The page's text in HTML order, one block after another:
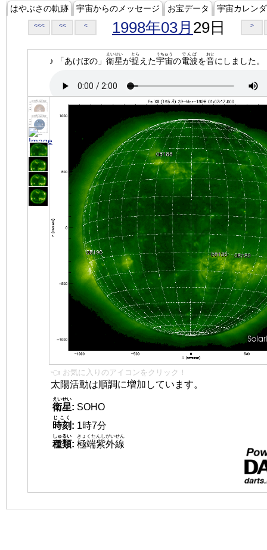
はやぶさの軌跡 宇宙からのメッセージ お宝データ 宇宙カレン
<<< << < 1998年03月 29日 >
♪ 「あけぼの」 衛星
えいせい
が捉
とら
えた宇宙
うちゅう
の電波
でんぱ
を音
おと
にしました。
👈 お気に入りのアイコンをクリック！
太陽活動は順調に増加しています。
衛星
えいせい
: SOHO
時刻
じこく
: 1時7分
種類
しゅるい
: 極端紫外線
きょくたんしがいせん